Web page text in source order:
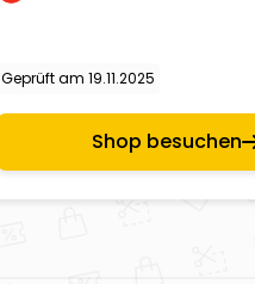
Geprüft am 19.11.2025
Shop besuchen